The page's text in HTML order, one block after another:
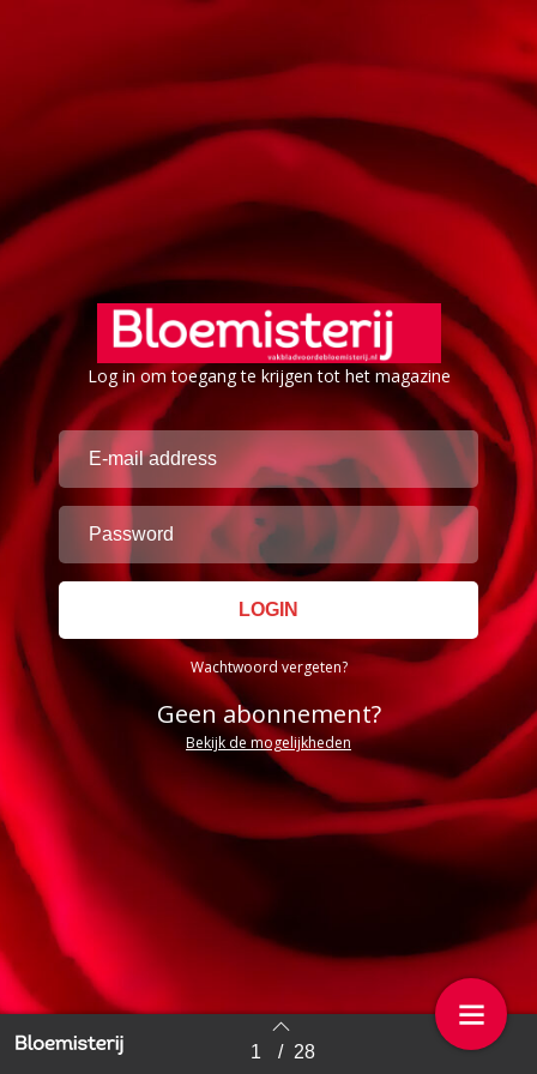
Log in om toegang te krijgen tot het magazine
Wachtwoord vergeten?
Geen abonnement?
Bekijk de mogelijkheden
Back to index 1 / 28